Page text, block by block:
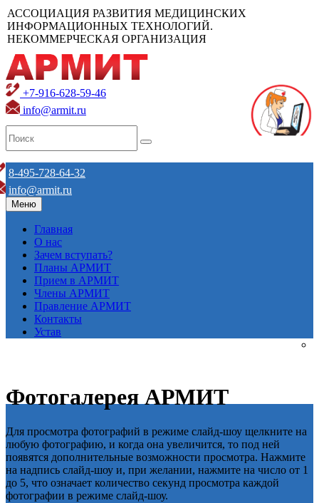
АССОЦИАЦИЯ РАЗВИТИЯ МЕДИЦИНСКИХ
ИНФОРМАЦИОННЫХ ТЕХНОЛОГИЙ.
НЕКОММЕРЧЕСКАЯ ОРГАНИЗАЦИЯ
+7-916-628-59-46
info@armit.ru
8-495-728-64-32
info@armit.ru
Меню
Главная
О нас
Зачем вступать?
Планы АРМИТ
Прием в АРМИТ
Члены АРМИТ
Правление АРМИТ
Контакты
Устав
Фотогалерея АРМИТ
Для просмотра фотографий в режиме слайд-шоу щелкните на
любую фотографию, и когда она увеличится, то под ней
появятся дополнительные возможности просмотра. Нажмите
на надпись слайд-шоу и, при желании, нажмите на число от 1
до 5, что означает количество секунд просмотра каждой
фотографии в режиме слайд-шоу.